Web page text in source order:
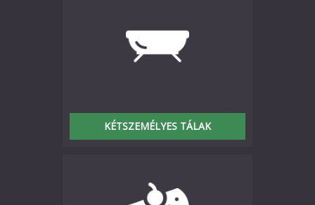
KÉTSZEMÉLYES TÁLAK